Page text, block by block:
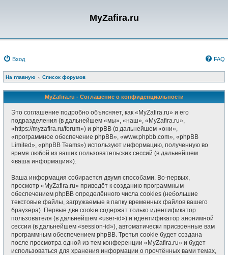
MyZafira.ru
Вход FAQ
На главную Список форумов
MyZafira.ru - Соглашение о конфиденциальности
Это соглашение подробно объясняет, как «MyZafira.ru» и его
подразделения (в дальнейшем «мы», «наш», «MyZafira.ru»,
«https://myzafira.ru/forum») и phpBB (в дальнейшем «они»,
«программное обеспечение phpBB», «www.phpbb.com», «phpBB
Limited», «phpBB Teams») используют информацию, полученную во
время любой из ваших пользовательских сессий (в дальнейшем
«ваша информация»).
Ваша информация собирается двумя способами. Во-первых,
просмотр «MyZafira.ru» приведёт к созданию программным
обеспечением phpBB определённого числа cookies (небольшие
текстовые файлы, загружаемые в папку временных файлов вашего
браузера). Первые две cookie содержат только идентификатор
пользователя (в дальнейшем «user-id») и идентификатор анонимной
сессии (в дальнейшем «session-id»), автоматически присвоенные вам
программным обеспечением phpBB. Третья cookie будет создана
после просмотра одной из тем конференции «MyZafira.ru» и будет
использоваться для хранения информации о прочтённых вами темах,